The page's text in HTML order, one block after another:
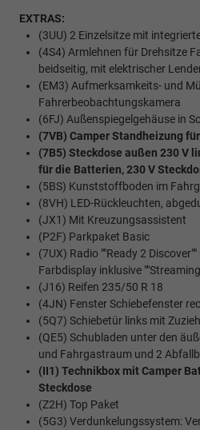
EXTRAS:
(3UU) 2 Einzelsitze mit
(4S4) Armlehnen für Drehsitze
beidseitig, mit elektrischer
(EM3) Aufmerksamkeits- und
Fahrerbeobachtungskamera
(6FJ) Außenspiegelgehäuse in
(7VB) Camper Standheizung
(7B5) Steckdose außen 230 V
für die Batterien, 230 V
(5BS) Kunststoffboden im
(8VH) LED-Rückleuchten,
(JX1) Mit Kreuzungsassistent
(P2F) Parkpaket Basic
(7UX) Radio ""Ready 2
Farbdisplay inklusive
(J16) Reifen 235/50 R 18
(4JN) Fenster Schiebefenster
(5Q7) Schiebetür links mit
(QE5) Schubladen unter den
und Fahrgastraum und 2
(II1) Technikbox mit Camper
Steckdose
(Z2H) Top Paket
(5G3) Verdunkelungssystem: